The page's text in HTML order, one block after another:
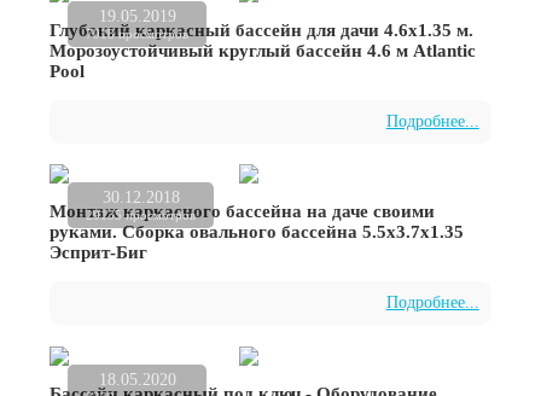
19.05.2019
7018 просмотров
Глубокий каркасный бассейн для дачи 4.6х1.35 м.
Морозоустойчивый круглый бассейн 4.6 м Atlantic
Pool
Подробнее...
30.12.2018
29135 просмотров
Монтаж каркасного бассейна на даче своими
руками. Сборка овального бассейна 5.5х3.7х1.35
Эсприт-Биг
Подробнее...
18.05.2020